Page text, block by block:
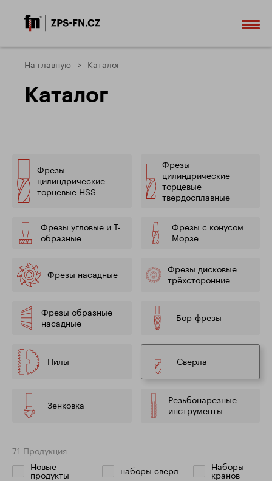
На главную Каталог
Каталог
Фрезы
цилиндрические
торцевые HSS
Фрезы
цилиндрические
торцевые
твёрдосплавные
Фрезы угловые и Т-
образные
Фрезы с конусом
Морзе
Фрезы насадные
Фрезы дисковые
трёхсторонние
Фрезы образные
насадные
Бор-фрезы
Пилы Свёрла
Зенковка
Резьбонарезные
инструменты
71 Продукция
Новые
продукты
наборы сверл
Наборы
кранов